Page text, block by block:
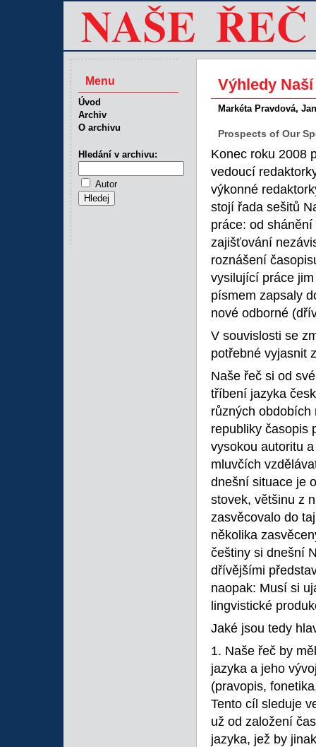
Výhledy
Markéta Pravdová,
Prospects of Our
Konec roku 2008
vedoucí
výkonné
stojí řada sešitů
práce: od
zajišťování
roznášení
vysilující práce
písmem zapsaly
nové odborné
V souvislosti se
potřebné vyjasnit
Naše řeč si od
tříbení jazyka
různých obdobích
republiky časopis
vysokou autoritu
mluvčích
dnešní situace je
stovek, většinu z
zasvěcovalo do
několika
češtiny si dnešní
dřívějšími
naopak: Musí si
lingvistické
Jaké jsou tedy
1. Naše řeč by
jazyka a jeho
(pravopis,
Tento cíl sleduje
už od založení
jazyka, jež by
Menu
Úvod
Archiv
O archivu
Hledání v archivu:
Autor